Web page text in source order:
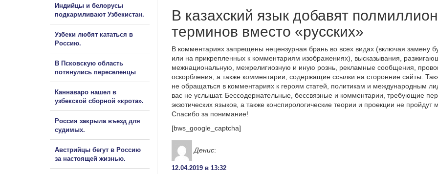
В казахский язык добавят
терминов вместо «русских»
В комментариях запрещены нецензурная брань во всех видах (включая замену
или на прикрепленных к комментариям изображениях), высказывания,
межнациональную, межрелигиозную и иную рознь, рекламные сообщения,
оскорбления, а также комментарии, содержащие ссылки на сторонние сайты.
не обращаться в комментариях к героям статей, политикам и международным
вас не услышат. Бессодержательные, бессвязные и комментарии, требующие
экзотических языков, а также конспирологические теории и проекции не пройдут
Спасибо за понимание!
[bws_google_captcha]
Денис:
12.04.2019 в 13:32
Индийцы и белорусы
подкармливают Узбекистан.
Узбеки любят кататься в
Россию.
В Псковскую область
потянулись переселенцы
Каннаваро нашел в
узбекской сборной «крота».
Россия закрыла въезд для
судимых.
Австрийцы бегут в Россию
за настоящей жизнью.